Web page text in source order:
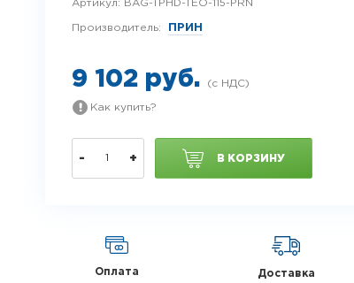
Артикул: BAG-TPHD-TEO-115-PRN
Производитель: ПРИН
9 102 руб.
Как купить?
- + В КОРЗИНУ
Оплата Доставка